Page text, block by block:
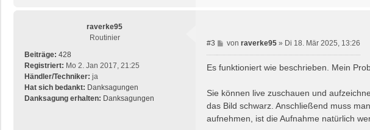
raverke95
Routinier
Beiträge: 428
Registriert: Mo 2. Jan 2017, 21:25
Händler/Techniker: ja
Hat sich bedankt: Danksagungen
Danksagung erhalten: Danksagungen
#3
B
e
a
g
von raverke95» Di 18. Mär 2025, 13:26
Es funktioniert wie beschrieben. Mein
Sie können live zuschauen und
das Bild schwarz. Anschließend muss
aufnehmen, ist die Aufnahme natürlich